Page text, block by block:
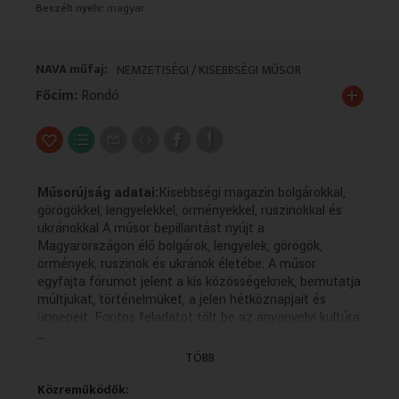
Beszélt nyelv: magyar
NAVA műfaj: NEMZETISÉGI / KISEBBSÉGI MŰSOR
Főcím: Rondó +
Műsorújság adatai:Kisebbségi magazin bolgárokkal,
görögökkel, lengyelekkel, örményekkel, ruszinokkal és
ukránokkal A műsor bepillantást nyújt a
Magyarországon élő bolgárok, lengyelek, görögök,
örmények, ruszinok és ukránok életébe. A műsor
egyfajta fórumot jelent a kis közösségeknek, bemutatja
múltjukat, történelmüket, a jelen hétköznapjait és
ünnepeit. Fontos feladatot tölt be az anyanyelvi kultúra
ápolásában, hiszen a forgatott anyagok többsége az
adott kisebbség nyelvén készül magyar feliratozással. A
bolgárok, lengyelek, görögök, örmények, ruszinok és
...
TÖBB
Közreműködők: